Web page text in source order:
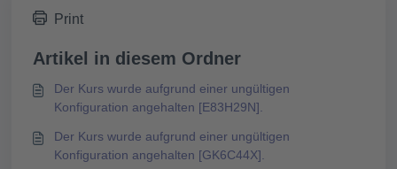
Print
Artikel in diesem Ordner
Der Kurs wurde aufgrund einer ungültigen
Konfiguration angehalten [E83H29N].
Der Kurs wurde aufgrund einer ungültigen
Konfiguration angehalten [GK6C44X].